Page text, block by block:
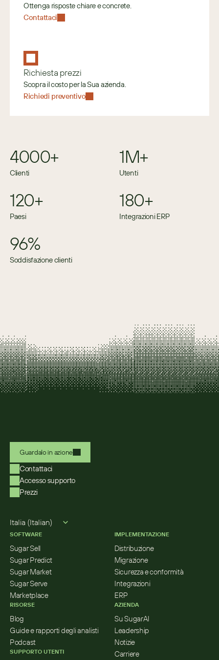
Ottenga risposte chiare e concrete.
Contattaci
Richiesta prezzi
Scopra il costo per la Sua azienda.
Richiedi preventivo
4000+
Clienti
1M+
Utenti
120+
Paesi
180+
Integrazioni ERP
96%
Soddisfazione clienti
Guardalo in azione
Contattaci
Accesso supporto
Prezzi
Italia (Italian)
SOFTWARE
Sugar Sell
Sugar Predict
Sugar Market
Sugar Serve
Marketplace
RISORSE
Blog
Guide e rapporti degli analisti
Podcast
SUPPORTO UTENTI
IMPLEMENTAZIONE
Distribuzione
Migrazione
Sicurezza e conformità
Integrazioni
ERP
AZIENDA
Su SugarAI
Leadership
Notizie
Carriere